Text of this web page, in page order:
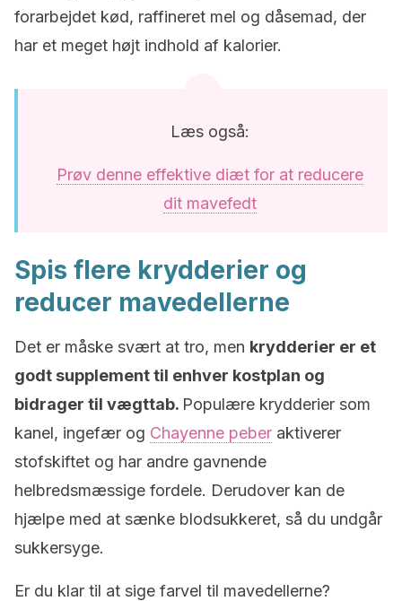
forarbejdet kød, raffineret mel og dåsemad, der
har et meget højt indhold af kalorier.
Læs også:
Prøv denne effektive diæt for at reducere
dit mavefedt
Spis flere krydderier og
reducer mavedellerne
Det er måske svært at tro, men krydderier er et
godt supplement til enhver kostplan og
bidrager til vægttab. Populære krydderier som
kanel, ingefær og Chayenne peber aktiverer
stofskiftet og har andre gavnende
helbredsmæssige fordele. Derudover kan de
hjælpe med at sænke blodsukkeret, så du undgår
sukkersyge.
Er du klar til at sige farvel til mavedellerne?